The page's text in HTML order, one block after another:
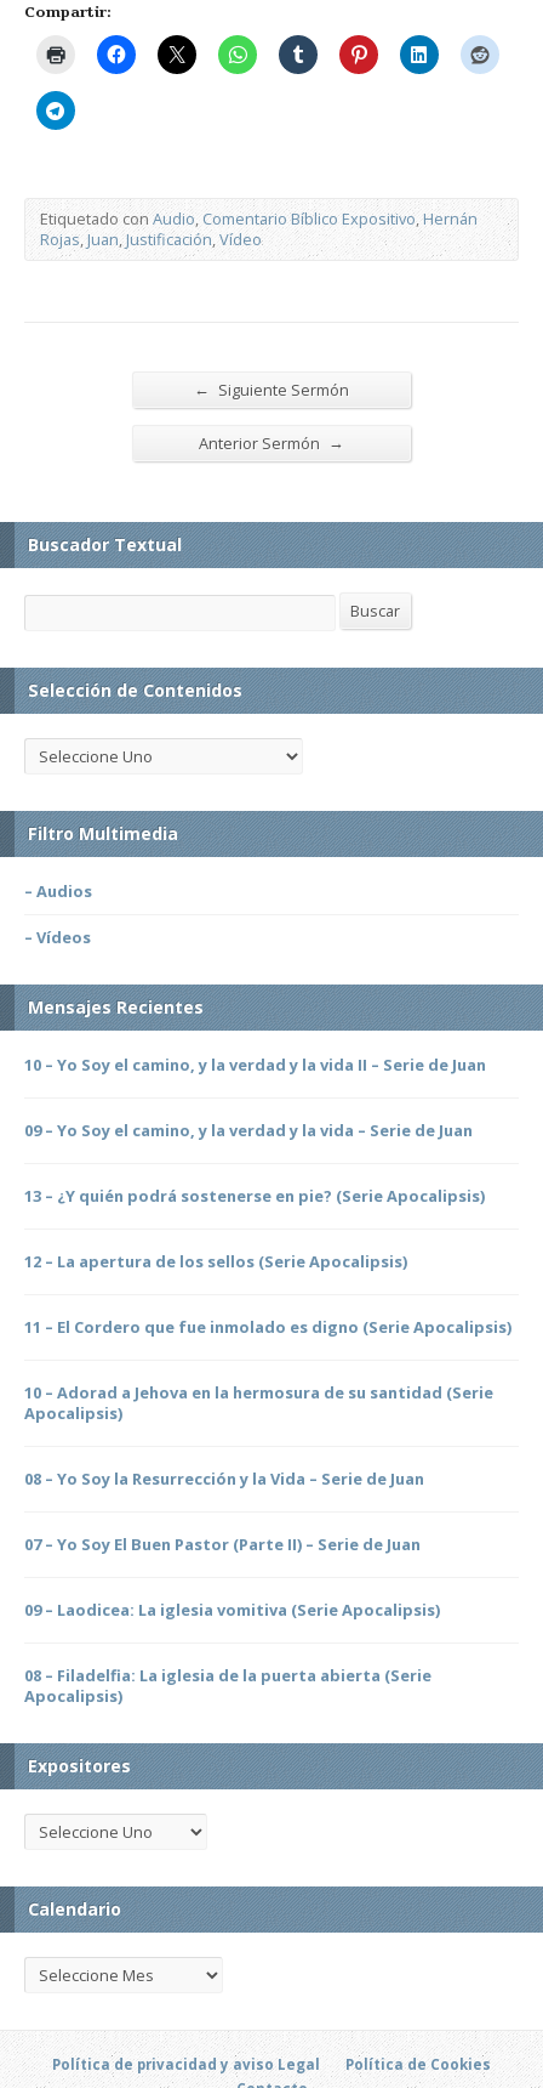
Compartir:
Etiquetado conAudio, Comentario Bíblico Expositivo,Hernán
Rojas,Juan,Justificación,Vídeo
← Siguiente Sermón
Anterior Sermón →
Buscador Textual
Buscar
Selección de Contenidos
Filtro Multimedia
– Audios
– Vídeos
Mensajes Recientes
10 – Yo Soy el camino, y la verdad y la vida II – Serie de Juan
09 – Yo Soy el camino, y la verdad y la vida – Serie de Juan
13 – ¿Y quién podrá sostenerse en pie? (Serie Apocalipsis)
12 – La apertura de los sellos (Serie Apocalipsis)
11 – El Cordero que fue inmolado es digno (Serie Apocalipsis)
10 – Adorad a Jehova en la hermosura de su santidad (Serie
Apocalipsis)
08 – Yo Soy la Resurrección y la Vida – Serie de Juan
07 – Yo Soy El Buen Pastor (Parte II) – Serie de Juan
09 – Laodicea: La iglesia vomitiva (Serie Apocalipsis)
08 – Filadelfia: La iglesia de la puerta abierta (Serie
Apocalipsis)
Expositores
Calendario
Política de privacidad y aviso Legal
Política de Cookies